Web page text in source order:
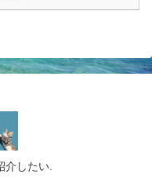
したい.